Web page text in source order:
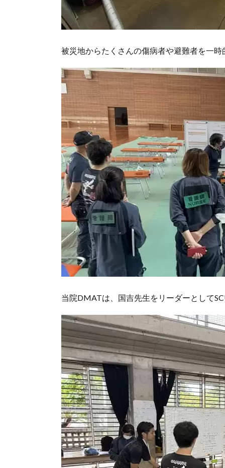
被災地からたくさんの傷病者や避難者を一
当院DMATは、国吉先生をリーダーとして